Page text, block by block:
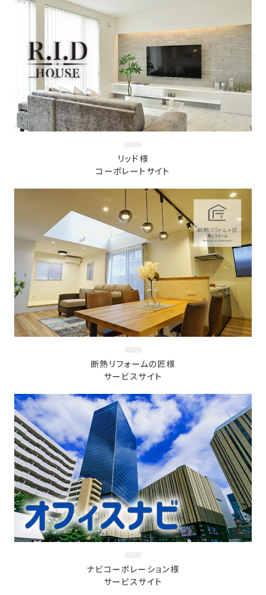
リッド様
コーポレートサイト
断熱リフォームの匠様
サービスサイト
ナビコーポレーション様
サービスサイト